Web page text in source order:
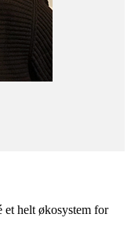
et helt økosystem for